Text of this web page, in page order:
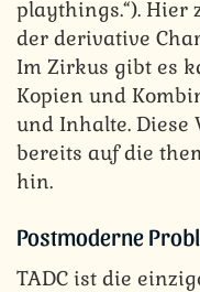
playthings.“). Hier
der derivative
Im Zirkus gibt es
Kopien und
und Inhalte. Diese
bereits auf die
hin.
Postmoderne
TADC ist die